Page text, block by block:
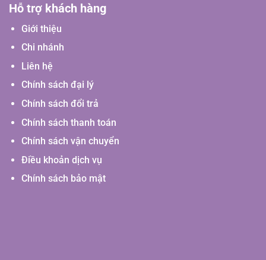
Hỗ trợ khách hàng
Giới thiệu
Chi nhánh
Liên hệ
Chính sách đại lý
Chính sách đổi trả
Chính sách thanh toán
Chính sách vận chuyển
Điều khoản dịch vụ
Chính sách bảo mật